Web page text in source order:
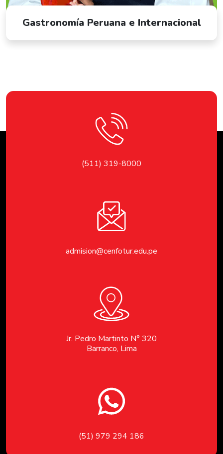
Gastronomía Peruana e Internacional
(511) 319-8000
admision@cenfotur.edu.pe
Jr. Pedro Martinto N° 320
Barranco, Lima
(51) 979 294 186